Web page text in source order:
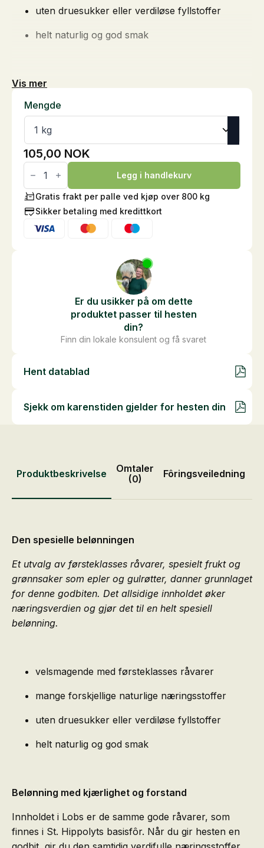
uten druesukker eller verdiløse fyllstoffer
helt naturlig og god smak
Vis mer
Mengde
105,00 NOK
Lobs
antall
Legg i handlekurv
Gratis frakt per palle ved kjøp over 800 kg
Sikker betaling med kredittkort
Er du usikker på om dette
produktet passer til hesten
din?
Finn din lokale konsulent og få svaret
Hent datablad
Sjekk om karenstiden gjelder for hesten din
Produktbeskrivelse
Omtaler
(0)
Fôringsveiledning
Den spesielle belønningen
Et utvalg av førsteklasses råvarer, spesielt frukt og
grønnsaker som epler og gulrøtter, danner grunnlaget
for denne godbiten. Det allsidige innholdet øker
næringsverdien og gjør det til en helt spesiell
belønning.
velsmagende med førsteklasses råvarer
mange forskjellige naturlige næringsstoffer
uten druesukker eller verdiløse fyllstoffer
helt naturlig og god smak
Belønning med kjærlighet og forstand
Innholdet i Lobs er de samme gode råvarer, som
finnes i St. Hippolyts basisfôr. Når du gir hesten en